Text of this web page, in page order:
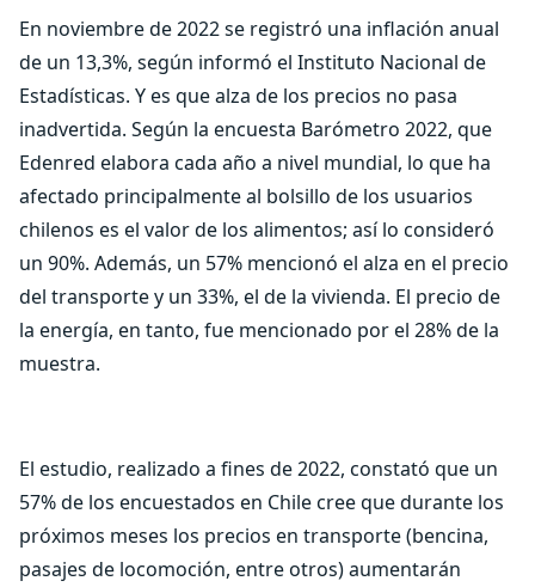
En noviembre de 2022 se registró una inflación anual
de un 13,3%, según informó el Instituto Nacional de
Estadísticas. Y es que alza de los precios no pasa
inadvertida. Según la encuesta Barómetro 2022, que
Edenred elabora cada año a nivel mundial, lo que ha
afectado principalmente al bolsillo de los usuarios
chilenos es el valor de los alimentos; así lo consideró
un 90%. Además, un 57% mencionó el alza en el precio
del transporte y un 33%, el de la vivienda. El precio de
la energía, en tanto, fue mencionado por el 28% de la
muestra.
El estudio, realizado a fines de 2022, constató que un
57% de los encuestados en Chile cree que durante los
próximos meses los precios en transporte (bencina,
pasajes de locomoción, entre otros) aumentarán